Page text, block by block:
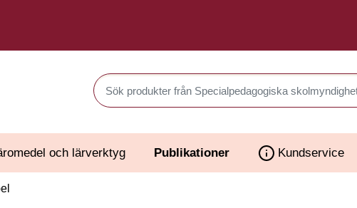
Sök produkter i Webbutiken
och lärverktyg Publikationer Kundservice